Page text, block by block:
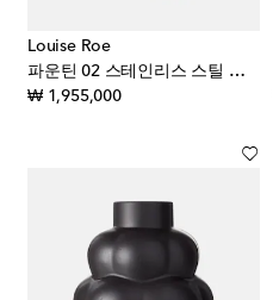
Louise Roe
파운틴 02 스테인리스 스틸 화병
₩ 1,955,000original price